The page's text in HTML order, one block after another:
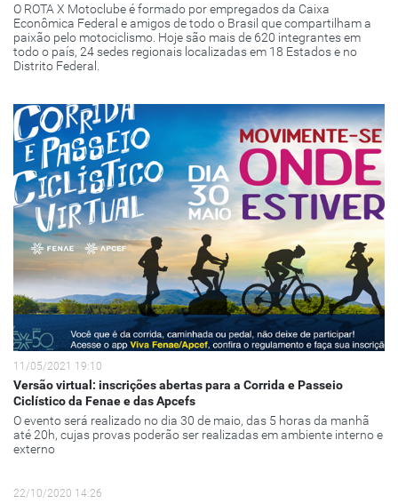
O ROTA X Motoclube é formado por empregados da Caixa
Econômica Federal e amigos de todo o Brasil que compartilham a
paixão pelo motociclismo. Hoje são mais de 620 integrantes em
todo o país, 24 sedes regionais localizadas em 18 Estados e no
Distrito Federal.
11/05/2021 19:10
Versão virtual: inscrições abertas para a Corrida e Passeio
Ciclístico da Fenae e das Apcefs
O evento será realizado no dia 30 de maio, das 5 horas da manhã
até 20h, cujas provas poderão ser realizadas em ambiente interno e
externo
22/10/2020 14:26